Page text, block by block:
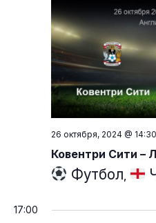
26 октября, 2024 @ 14:30
Ковентри Сити –
Футбол,
17:00